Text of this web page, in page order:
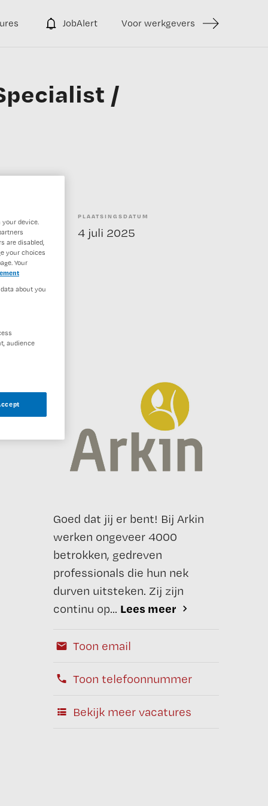
JobAlert Voor werkgevers
/
PLAATSINGSDATUM
4 juli 2025
Goed dat jij er bent! Bij Arkin
werken ongeveer 4000
betrokken, gedreven
professionals die hun nek
durven uitsteken. Zij zijn
continu op... Lees meer
Toon email
Toon telefoonnummer
Bekijk meer vacatures
device.
are disabled,
your choices
Your
about you
audience